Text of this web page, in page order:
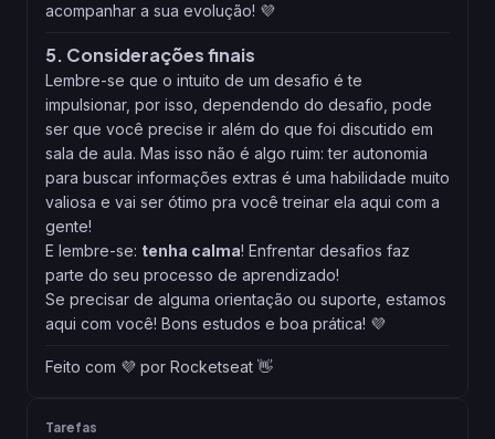
acompanhar a sua evolução! 💜
5. Considerações finais
Lembre-se que o intuito de um desafio é te
impulsionar, por isso, dependendo do desafio, pode
ser que você precise ir além do que foi discutido em
sala de aula. Mas isso não é algo ruim: ter autonomia
para buscar informações extras é uma habilidade muito
valiosa e vai ser ótimo pra você treinar ela aqui com a
gente!
E lembre-se: tenha calma! Enfrentar desafios faz
parte do seu processo de aprendizado!
Se precisar de alguma orientação ou suporte, estamos
aqui com você! Bons estudos e boa prática! 💜
Feito com 💜 por Rocketseat 👋
Tarefas